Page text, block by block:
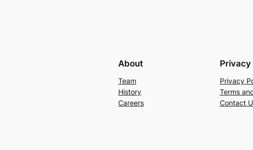
About
Team
History
Careers
Privacy
Privacy
Terms
Contact